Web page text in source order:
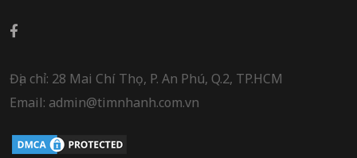
Địa chỉ: 28 Mai Chí Thọ, P. An Phú, Q.2, TP.HCM
Email: admin@timnhanh.com.vn